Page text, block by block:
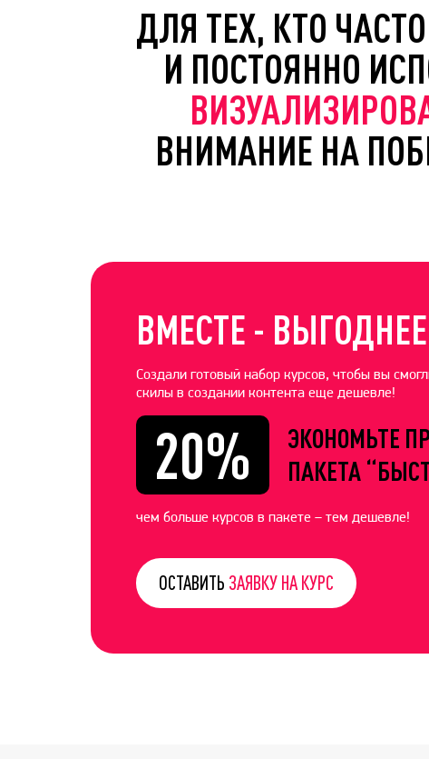
ДЛЯ ТЕХ, КТО
И ПОСТОЯННО
ВНИМАНИЕ НА
ВМЕСТЕ -
Создали готовый набор курсов, чтобы вы
скилы в создании контента еще дешевле!
20%
ЭКОНОМЬТЕ
ПАКЕТА
чем больше курсов в пакете – тем дешевле!
ОСТАВИТЬ ЗАЯВКУ НА КУРC